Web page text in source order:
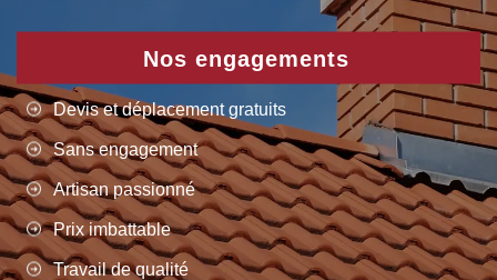
Nos engagements
Devis et déplacement gratuits
Sans engagement
Artisan passionné
Prix imbattable
Travail de qualité